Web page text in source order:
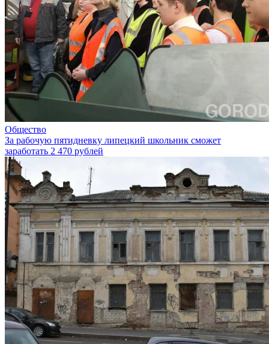
Общество
За рабочую пятидневку липецкий школьник сможет
заработать 2 470 рублей